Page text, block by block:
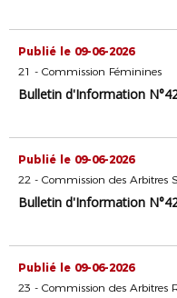
Publié le 09-06-2026
21 - Commission Féminines
Bulletin d'Information
Publié le 09-06-2026
22 - Commission des Arbitres
Bulletin d'Information
Publié le 09-06-2026
23 - Commission des Arbitres